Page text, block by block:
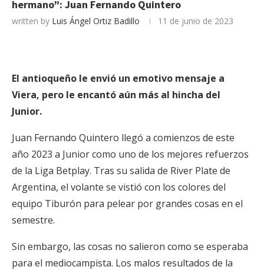
hermano”: Juan Fernando Quintero
written by Luis Ángel Ortiz Badillo 11 de junio de 2023
El antioqueño le envió un emotivo mensaje a
Viera, pero le encantó aún más al hincha del
Junior.
Juan Fernando Quintero llegó a comienzos de este
año 2023 a Junior como uno de los mejores refuerzos
de la Liga Betplay. Tras su salida de River Plate de
Argentina, el volante se vistió con los colores del
equipo Tiburón para pelear por grandes cosas en el
semestre.
Sin embargo, las cosas no salieron como se esperaba
para el mediocampista. Los malos resultados de la